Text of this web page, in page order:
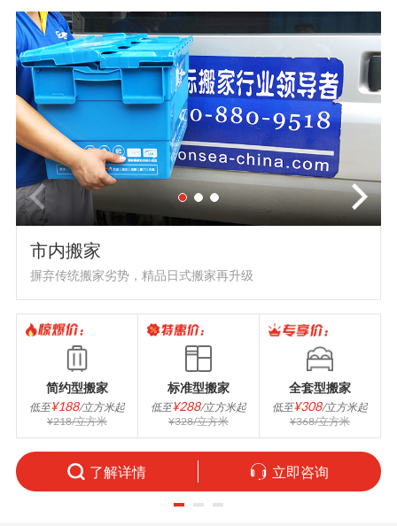
市内搬家
摒弃传统搬家劣势，精品日式搬家再升级
简约型搬家
低至¥188/立方米起
¥218/立方米
标准型搬家
低至¥288/立方米起
¥328/立方米
全套型搬家
低至¥308/立方米起
¥368/立方米
了解详情 立即咨询